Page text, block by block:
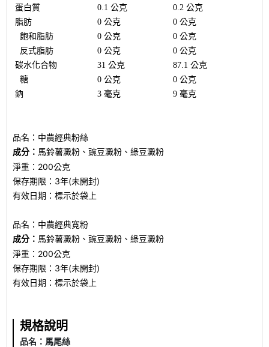
蛋白質
0.1 公克
0.2 公克
脂肪
0 公克
0 公克
飽和脂肪
0 公克
0 公克
反式脂肪
0 公克
0 公克
碳水化合物
31 公克
87.1 公克
糖
0 公克
0 公克
鈉
3 毫克 9 毫克
品名：中農經典粉絲
成分： 馬鈴薯澱粉、豌豆澱粉、綠豆澱粉
淨重：200公克
保存期限：3年(未開封)
有效日期：標示於袋上
品名：中農經典寛粉
成分： 馬鈴薯澱粉、豌豆澱粉、綠豆澱粉
淨重：200公克
保存期限：3年(未開封)
有效日期：標示於袋上
規格說明
品名：馬尾絲